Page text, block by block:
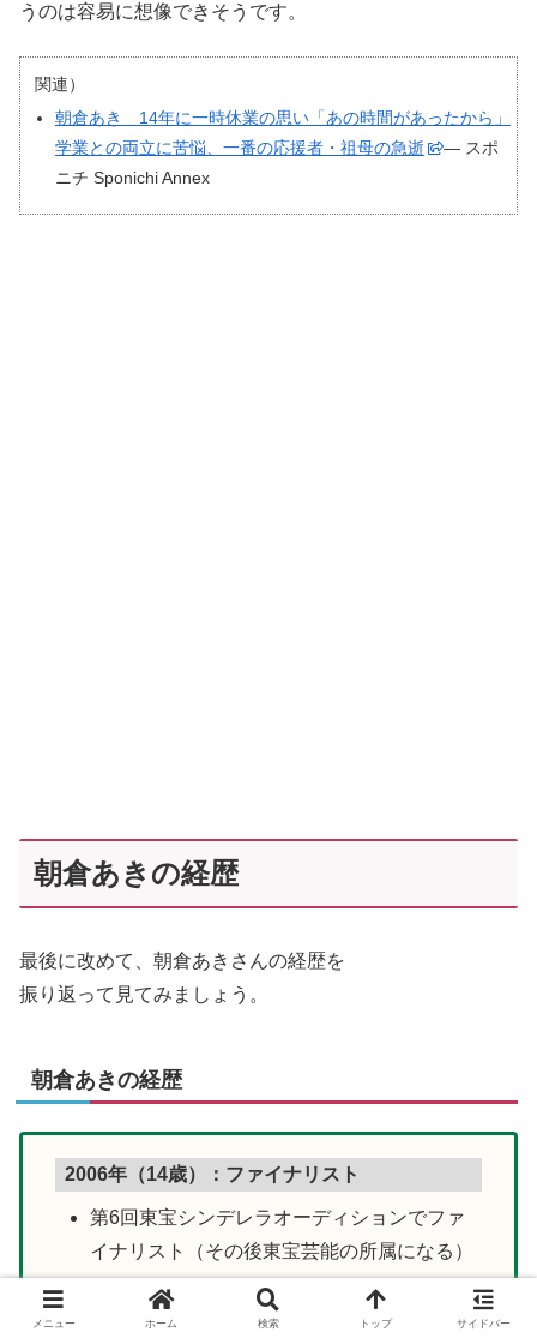
うのは容易に想像できそうです。
関連）
朝倉あき 14年に一時休業の思い「あの時間があったから」
学業との両立に苦悩、一番の応援者・祖母の急逝
― スポ
ニチ Sponichi Annex
朝倉あきの経歴
最後に改めて、朝倉あきさんの経歴を
振り返って見てみましょう。
朝倉あきの経歴
2006年（14歳）： ファイナリスト
第6回東宝シンデレラオーディションでファ
イナリスト
（その後東宝芸能の所属になる）
春からは中学3年生。
メニュー ホーム 検索 トップ サイドバー